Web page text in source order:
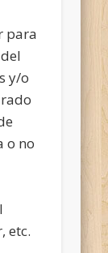
para
y/o
o no
etc.